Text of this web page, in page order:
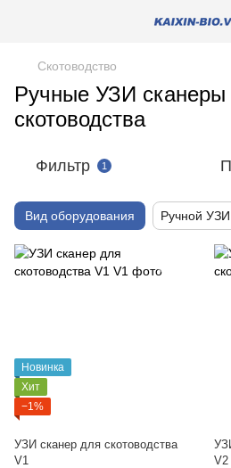
Скотоводство
Ручные УЗИ сканеры
скотоводства
Фильтр 1
Вид оборудования Ручной УЗИ
Новинка
Хит
−1%
УЗИ сканер для скотоводства
V1
V2